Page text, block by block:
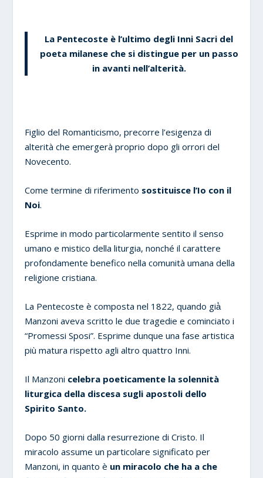
La Pentecoste è l’ultimo degli Inni Sacri del
poeta milanese che si distingue per un passo
in avanti nell’alterità.
Figlio del Romanticismo, precorre l’esigenza di
alterità che emergerà proprio dopo gli orrori del
Novecento.
Come termine di riferimento sostituisce l’Io con il
Noi.
Esprime in modo particolarmente sentito il senso
umano e mistico della liturgia, nonché il carattere
profondamente benefico nella comunità umana della
religione cristiana.
La Pentecoste è composta nel 1822, quando già̀
Manzoni aveva scritto le due tragedie e cominciato i
“Promessi Sposi”. Esprime dunque una fase artistica
più matura rispetto agli altro quattro Inni.
Il Manzoni celebra poeticamente la solennità
liturgica della discesa sugli apostoli dello
Spirito Santo.
Dopo 50 giorni dalla resurrezione di Cristo. Il
miracolo assume un particolare significato per
Manzoni, in quanto è un miracolo che ha a che